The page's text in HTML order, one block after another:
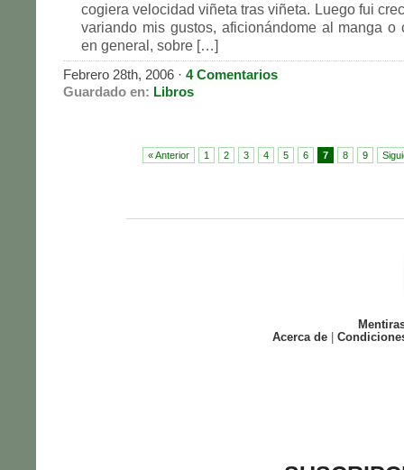
cogiera velocidad viñeta tras viñeta. Luego fui
variando mis gustos, aficionándome al manga o
en general, sobre […]
Febrero 28th, 2006 · 4 Comentarios
Guardado en: Libros
« Anterior 1 2 3 4 5 6 7 8 9
Acerca de